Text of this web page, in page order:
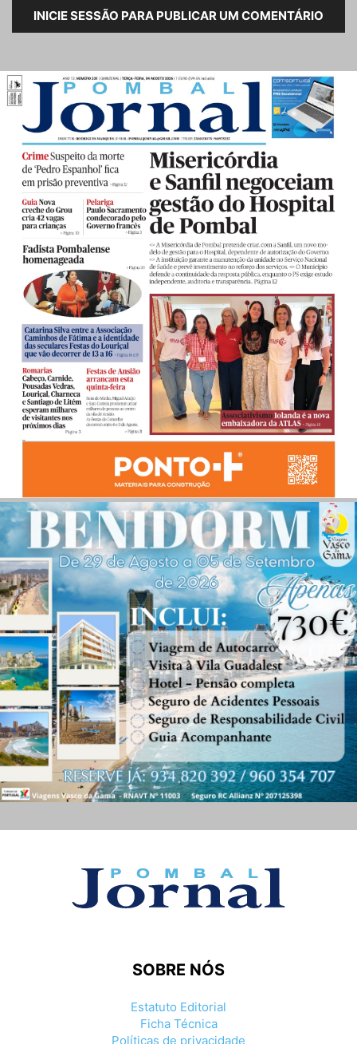
INICIE SESSÃO PARA PUBLICAR UM COMENTÁRIO
SOBRE NÓS
Estatuto Editorial
Ficha Técnica
Políticas de privacidade